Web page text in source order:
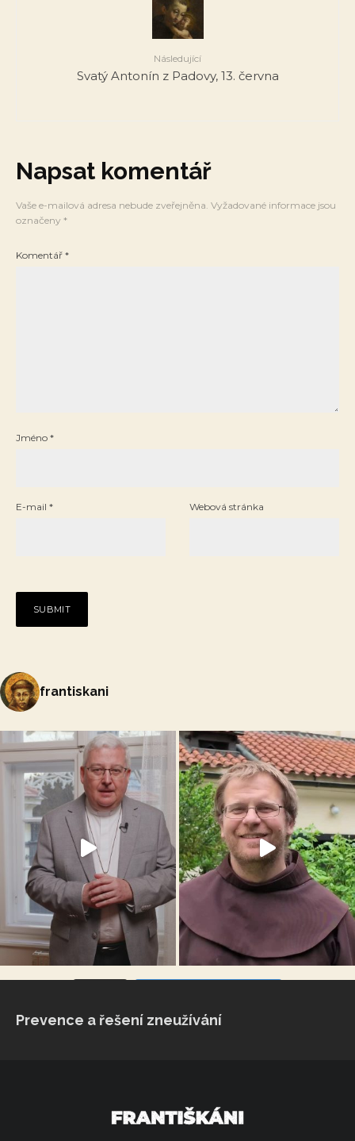
Následující
Svatý Antonín z Padovy, 13. června
Napsat komentář
Vaše e-mailová adresa nebude zveřejněna. Vyžadované informace jsou
označeny *
Komentář *
Jméno *
E-mail * Webová stránka
frantiskani
Prevence a řešení zneužívání